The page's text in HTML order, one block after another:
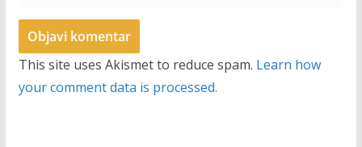
This site uses Akismet to reduce spam. Learn how
your comment data is processed.